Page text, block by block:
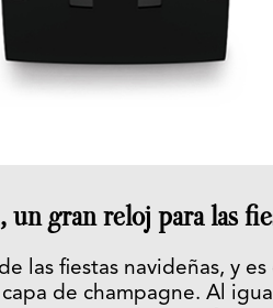
gran reloj para las
las fiestas navideñas, y
de champagne. Al